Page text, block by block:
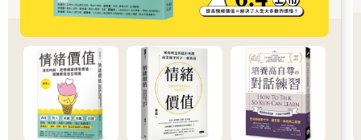
們是變性人，而這些優勢在轉瞬之間就可能消失：今日的變性人
面對著可怕的身體暴力和性暴力，在接受醫療時受到騷擾，在工
作場所、家庭和信仰社群中受到排斥。有色人種的變性女子尤其
得要承受反對變性之偏見、厭女症和種族歧視這三者的惡性結
合。赤裸裸的殘酷是真實的。二○二○年夏天喬治‧佛洛伊德
（George Floyd）被明尼阿波利斯市一名警察以慢動作殺害，揭
露出一種恣意的野蠻行為，是如此泯滅人性而駭人聽聞，震撼了
全世界。